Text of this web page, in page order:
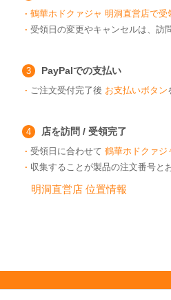
· 鶴華ホドクァジャ 明洞直営店で受
· 受領日の変更やキャンセルは、訪
3 PayPalでの支払い
· ご注文受付完了後 お支払いボタン
4 店を訪問 / 受領完了
· 受領日に合わせて 鶴華ホドクァジ
· 収集することが製品の注文番号と
明洞直営店 位置情報